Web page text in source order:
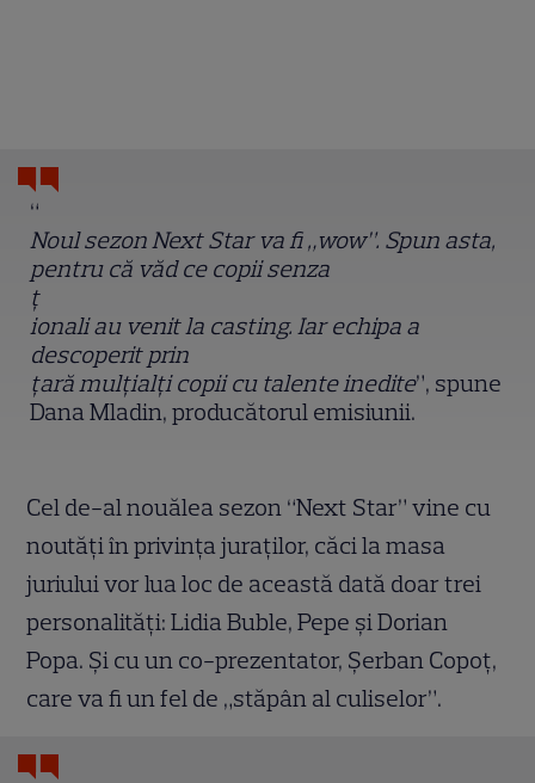
“
Noul sezon Next Star va fi „wow”. Spun asta,
pentru că văd ce copii senza
ț
ionali au venit la casting. Iar echipa a
descoperit prin
țară mulțialți copii cu talente inedite”, spune
Dana Mladin, producătorul emisiunii.
Cel de-al nouălea sezon “Next Star” vine cu
noutăți în privința juraților, căci la masa
juriului vor lua loc de această dată doar trei
personalități: Lidia Buble, Pepe și Dorian
Popa. Și cu un co-prezentator, Șerban Copoț,
care va fi un fel de „stăpân al culiselor”.